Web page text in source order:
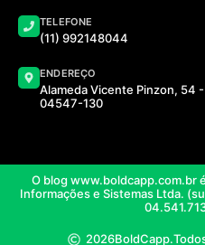
TELEFONE
(11) 992148044
ENDEREÇO
Alameda Vicente Pinzon, 54 -
04547-130
O blog www.boldcapp.com.br
Informações e Sistemas Ltda.
2026BoldCapp.